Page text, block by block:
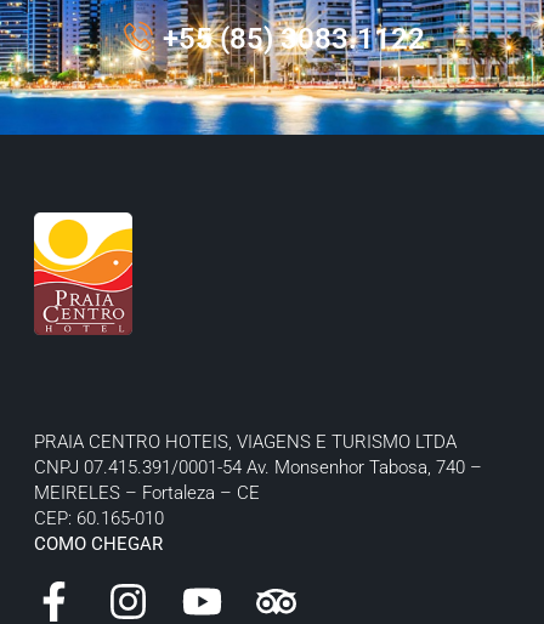
+55 (85) 3083.1122
PRAIA CENTRO HOTEIS, VIAGENS E TURISMO LTDA
CNPJ 07.415.391/0001-54 Av. Monsenhor Tabosa, 740 –
MEIRELES – Fortaleza – CE
CEP: 60.165-010
COMO CHEGAR